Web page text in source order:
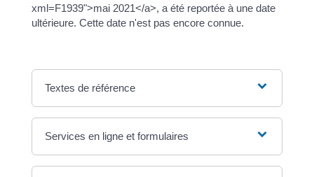
xml=F1939">mai 2021</a>, a été reportée à une date
ultérieure. Cette date n'est pas encore connue.
Textes de référence
Services en ligne et formulaires